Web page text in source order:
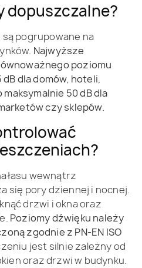
dopuszczalne?
pogrupowane na
Najwyższe
poziomu
dla domów, hoteli,
50 dB dla
czy sklepów.
wewnątrz
się pory dziennej i nocnej.
drzwi i okna oraz
Poziomy dźwięku należy
zgodnie z PN-EN ISO
jest silnie zależny od
oraz drzwi w budynku.